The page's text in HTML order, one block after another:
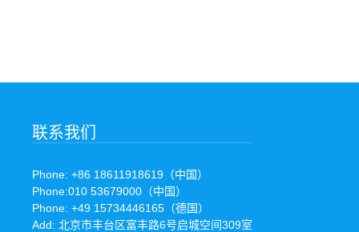
联系我们
Phone: +86 18611918619（中国）
Phone:010 53679000（中国）
Phone: +49 15734446165（德国）
Add: 北京市丰台区富丰路6号启城空间309室